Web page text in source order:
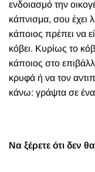
ενδοιασμό την
κάπνισμα, σου έχει
κάποιος πρέπει να
κόβει. Κυρίως το
κάποιος στο
κρυφά ή να τον
κάνω: γράψτα σε ένα
Να ξέρετε ότι δεν